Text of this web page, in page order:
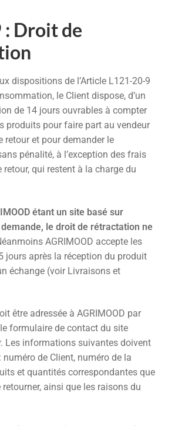
Droit de
dispositions de l’Article L121-20-9
le Client dispose, d’un
de 14 jours ouvrables à compter
produits pour faire part au vendeur
retour et pour demander le
pénalité, à l’exception des frais
retour, qui restent à la charge du
étant un site basé sur
le droit de rétractation ne
AGRIMOOD accepte les
jours après la réception du produit
échange (voir Livraisons et
être adressée à AGRIMOOD par
formulaire de contact du site
Les informations suivantes doivent
numéro de Client, numéro de la
et quantités correspondantes que
retourner, ainsi que les raisons du